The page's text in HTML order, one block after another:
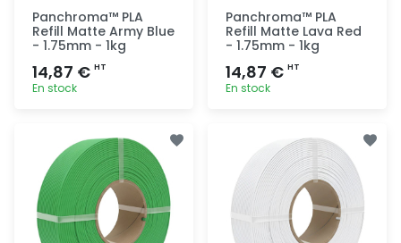
Panchroma™ PLA
Refill Matte Army Blue
- 1.75mm - 1kg
14,87 € HT
En stock
rapide
Panchroma™ PLA
Refill Matte Lava Red
- 1.75mm - 1kg
14,87 € HT
En stock
rapide